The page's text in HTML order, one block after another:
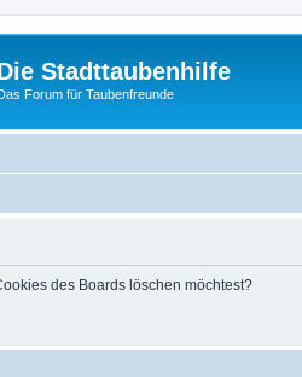
Stadttaubenhilfe
Forum für Taubenfreunde
des Boards löschen möchtest?